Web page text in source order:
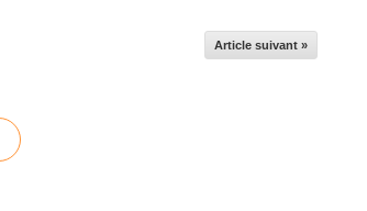
Article suivant »